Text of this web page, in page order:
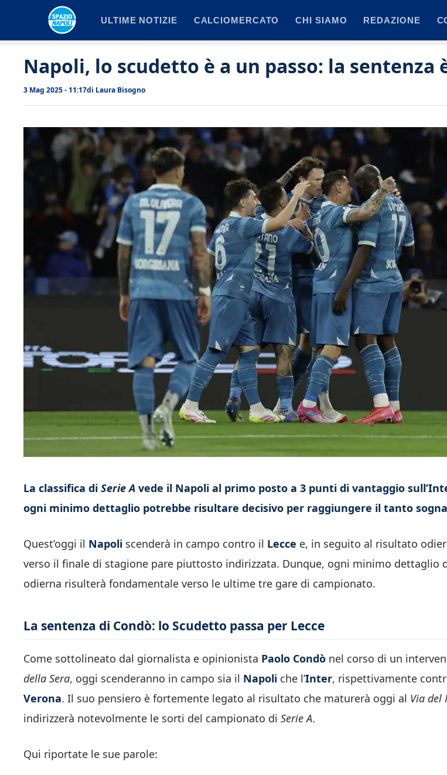
ULTIME NOTIZIE CALCIOMERCATO CHI SIAMO REDAZIONE
Napoli, lo scudetto è a un passo: la sentenza
3 Mag 2025 - 11:17di Laura Bisogno
La classifica di Serie A vede il Napoli al primo posto a 3 punti di vantaggio
ogni minimo dettaglio potrebbe risultare decisivo per raggiungere il tanto
Quest’oggi il Napoli scenderà in campo contro il Lecce e, in seguito al risultato
verso il finale di stagione pare piuttosto indirizzata. Dunque, ogni minimo dettaglio
odierna risulterà fondamentale verso le ultime tre gare di campionato.
La sentenza di Condò: lo Scudetto passa per Lecce
Come sottolineato dal giornalista e opinionista Paolo Condò nel corso di un
della Sera, oggi scenderanno in campo sia il Napoli che l’Inter, rispettivamente
Verona. Il suo pensiero è fortemente legato al risultato che maturerà oggi al Via del
indirizzerà notevolmente le sorti del campionato di Serie A.
Qui riportate le sue parole: